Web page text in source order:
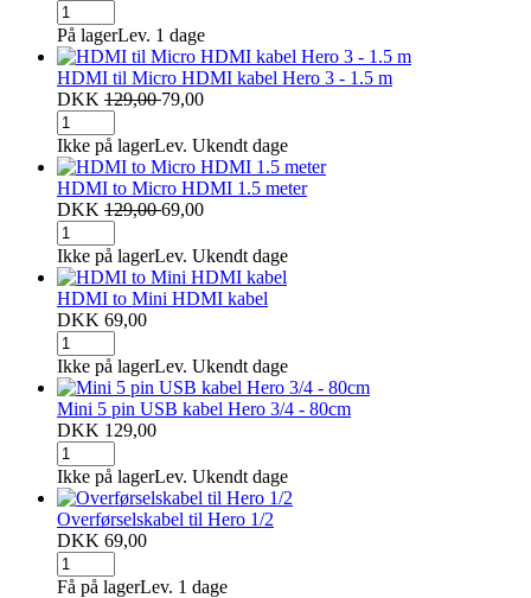
På lagerLev. 1 dage
HDMI til Micro HDMI kabel Hero 3 - 1.5 m
DKK 129,0079,00
Ikke på lagerLev. Ukendt dage
HDMI to Micro HDMI 1.5 meter
DKK 129,0069,00
Ikke på lagerLev. Ukendt dage
HDMI to Mini HDMI kabel
DKK 69,00
Ikke på lagerLev. Ukendt dage
Mini 5 pin USB kabel Hero 3/4 - 80cm
DKK 129,00
Ikke på lagerLev. Ukendt dage
Overførselskabel til Hero 1/2
DKK 69,00
Få på lagerLev. 1 dage